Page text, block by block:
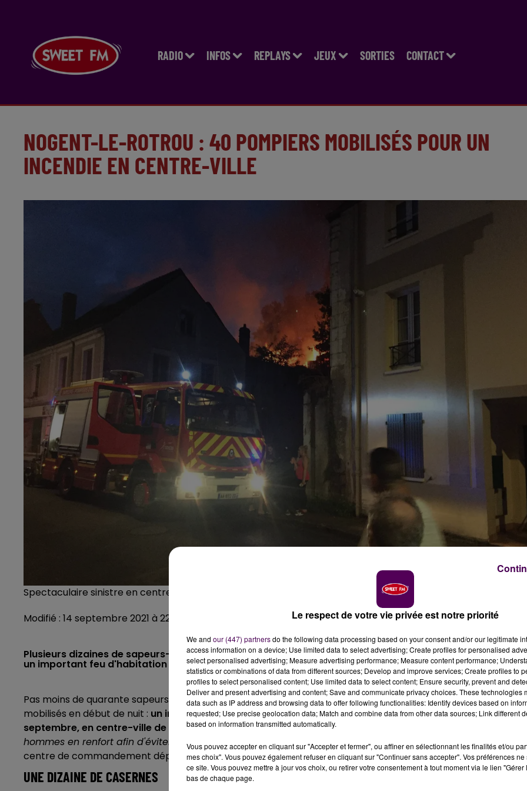
RADIO INFOS REPLAYS JEUX SORTIES CONTACT
NOGENT-LE-ROTROU : 40 POMPIERS MOBILISÉS POUR UN
INCENDIE EN CENTRE-VILLE
Spectaculaire sinistre en centre-ville
Modifié : 14 septembre 2021 à 22h22 par La rédaction
Plusieurs dizaines de sapeurs-pompiers étaient mobilisées dans la soirée de ce mardi 14 septembre sur
un important feu d'habitation en centre-ville de Nogent-le-Rotrou.
Pas moins de quarante sapeurs-pompiers venus des centres de secours de tout le secteur étaient déjà
mobilisés en début de nuit : un important feu d'habitation s'est déclaré au niveau d'une toiture, ce mardi
septembre, en centre-ville de Nogent-le-Rotrou, au numéro 75 de la rue Gouverneur
hommes en renfort afin d'éviter une propagation des flammes aux bâtiments voisins"
nous indiquait-on au
centre de commandement départemental, à 21h.
UNE DIZAINE DE CASERNES
Le respect de votre vie privée est notre priorité
We and our (447) partnersdo the following data processing based on your consent and/or our legitimate
access information on a device; Use limited data to select advertising; Create profiles for personalised
select personalised advertising; Measure advertising performance; Measure content performance;
statistics or combinations of data from different sources; Develop and improve services; Create profiles to
profiles to select personalised content; Use limited data to select content; Ensure security, prevent and
Deliver and present advertising and content; Save and communicate privacy choices. These technologies
data such as IP address and browsing data to offer following functionalities: Identify devices based on
requested; Use precise geolocation data; Match and combine data from other data sources; Link different
based on information transmitted automatically.
Vous pouvez accepter en cliquant sur "Accepter et fermer", ou affiner en sélectionnant les finalités et/ou
mes choix". Vous pouvez également refuser en cliquant sur "Continuer sans accepter". Vos préférences
ce site. Vous pouvez mettre à jour vos choix, ou retirer votre consentement à tout moment via le lien
bas de chaque page.